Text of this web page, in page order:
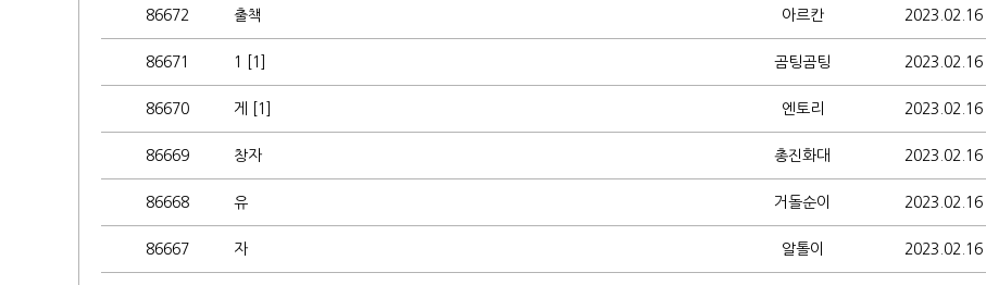
86672 출책 아르칸 2023.02.16
86671 1 [1] 곰팅곰팅 2023.02.16
86670 게 [1] 엔토리 2023.02.16
86669 창자 총진화대 2023.02.16
86668 유 거돌순이 2023.02.16
86667 자 알톨이 2023.02.16